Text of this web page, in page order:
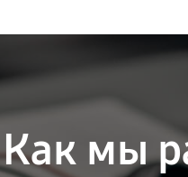
Как мы